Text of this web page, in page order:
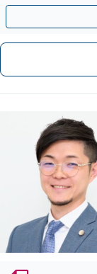
判断を・セカンドオ